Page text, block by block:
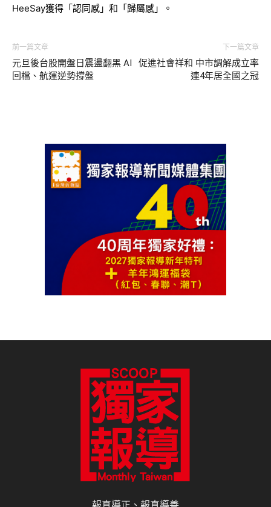
HeeSay獲得「認同感」和「歸屬感」。
前一篇文章
元旦後台股開盤日震盪翻黑 AI
回檔、航運逆勢撐盤
下一篇文章
促進社會祥和 中市調解成立率
連4年居全國之冠